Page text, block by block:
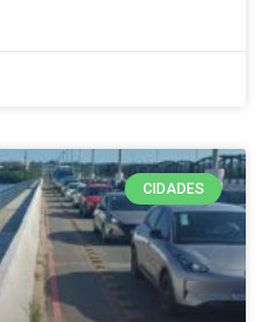
CIDADES